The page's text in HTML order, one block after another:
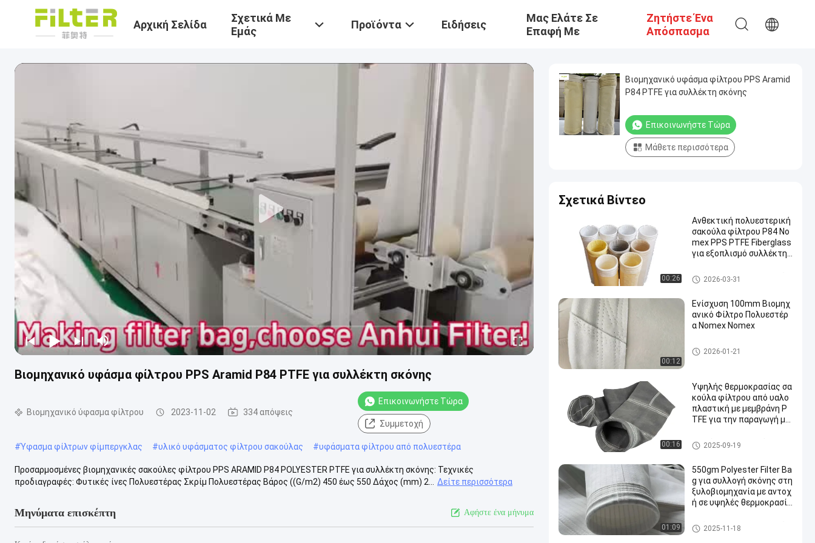
Αρχική Σελίδα
Σχετικά Με
Εμάς
Προϊόντα Ειδήσεις
Μας Ελάτε Σε
Επαφή Με
Ζητήστε Ένα
Απόσπασμα
Βιομηχανικό υφάσμα φίλτρου PPS Aramid P84 PTFE για συλλέκτη σκόνης
Βιομηχανικό ύφασμα φίλτρου 2023-11-02 334 απόψεις
Επικοινωνήστε Τώρα
Συμμετοχή
#Ύφασμα φίλτρων φίμπεργκλας #υλικό υφάσματος φίλτρου σακούλας #υφάσματα φίλτρου από πολυεστέρα
Προσαρμοσμένες βιομηχανικές σακούλες φίλτρου PPS ARAMID P84 POLYESTER PTFE για συλλέκτη σκόνης: Τεχνικές
προδιαγραφές: Φυτικές ίνες Πολυεστέρας Σκρίμ Πολυεστέρας Βάρος ((G/m2) 450 έως 550 Δάχος (mm) 2...
Δείτε περισσότερα
Μηνύματα επισκέπτη Αφήστε ένα μήνυμα
Βιομηχανικό υφάσμα φίλτρου PPS Aramid
P84 PTFE για συλλέκτη σκόνης
Επικοινωνήστε Τώρα
Μάθετε περισσότερα
Σχετικά Βίντεο
00:26
Ανθεκτική πολυεστερική
σακούλα φίλτρου P84 No
mex PPS PTFE Fiberglass
για εξοπλισμό συλλέκτη
Τσάντα φίλτρων πολυεστέρ
α
2026-03-31
00:12
Ενίσχυση 100mm Βιομηχ
ανικό Φίλτρο Πολυεστέρ
α Nomex Nomex
σακούλες φίλτρου υψηλής θ
ερμοκρασίας
2026-01-21
00:16
Υψηλής θερμοκρασίας σα
κούλα φίλτρου από υαλο
πλαστική με μεμβράνη P
TFE για την παραγωγή μα
σακούλα φίλτρου από γυαλί ί
να
2025-09-19
01:09
550gm Polyester Filter Ba
g για συλλογή σκόνης στη
ξυλοβιομηχανία με αντοχ
ή σε υψηλές θερμοκρασίε
Τσάντα φίλτρων πολυεστέρ
α
2025-11-18